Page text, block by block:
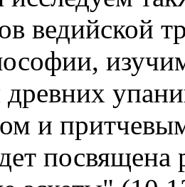
ведийской
и